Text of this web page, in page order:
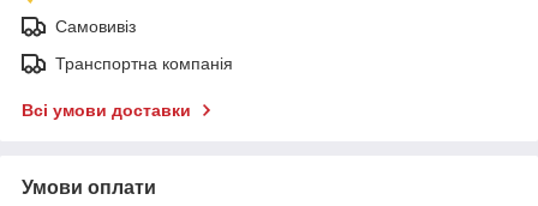
Самовивіз
Транспортна компанія
Всі умови доставки
Умови оплати